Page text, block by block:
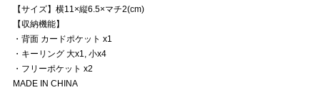
【サイズ】横11×縦6.5×マチ2(cm)
【収納機能】
・背面 カードポケット x1
・キーリング 大x1, 小x4
・フリーポケット x2
MADE IN CHINA